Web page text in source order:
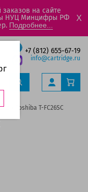
на сайте
НУЦ Минцифры РФ
Подробнее...
X
+7 (812) 655-67-19
info@cartridge.ru
Toshiba T-FC26SC